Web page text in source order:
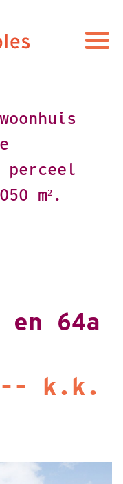
woonhuis
perceel
m².
en 64a
k.k.